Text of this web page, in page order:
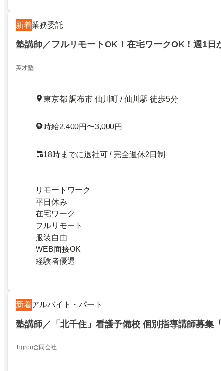
新着業務委託
塾講師／フルリモートOK！在宅ワークOK！週1日
英才塾
東京都 調布市 仙川町 / 仙川駅 徒歩5分
時給2,400円〜3,000円
18時までに退社可 / 完全週休2日制
リモートワーク
平日休み
在宅ワーク
フルリモート
服装自由
WEB面接OK
経験者優遇
新着アルバイト・パート
塾講師／「北千住」看護予備校 個別指導講師募集
Tigrou合同会社